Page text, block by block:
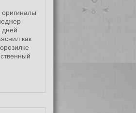
оригиналы
дней
как